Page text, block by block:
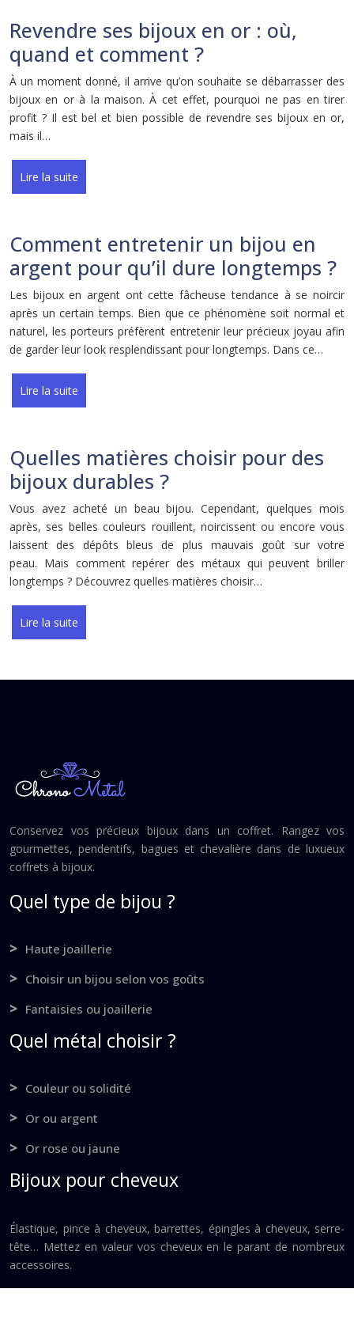
Revendre ses bijoux en or : où,
quand et comment ?
À un moment donné, il arrive qu’on souhaite se débarrasser des
bijoux en or à la maison. À cet effet, pourquoi ne pas en tirer
profit ? Il est bel et bien possible de revendre ses bijoux en or,
mais il…
Lire la suite
Comment entretenir un bijou en
argent pour qu’il dure longtemps ?
Les bijoux en argent ont cette fâcheuse tendance à se noircir
après un certain temps. Bien que ce phénomène soit normal et
naturel, les porteurs préfèrent entretenir leur précieux joyau afin
de garder leur look resplendissant pour longtemps. Dans ce…
Lire la suite
Quelles matières choisir pour des
bijoux durables ?
Vous avez acheté un beau bijou. Cependant, quelques mois
après, ses belles couleurs rouillent, noircissent ou encore vous
laissent des dépôts bleus de plus mauvais goût sur votre
peau. Mais comment repérer des métaux qui peuvent briller
longtemps ? Découvrez quelles matières choisir…
Lire la suite
Conservez vos précieux bijoux dans un coffret. Rangez vos
gourmettes, pendentifs, bagues et chevalière dans de luxueux
coffrets à bijoux.
Quel type de bijou ?
Haute joaillerie
Choisir un bijou selon vos goûts
Fantaisies ou joaillerie
Quel métal choisir ?
Couleur ou solidité
Or ou argent
Or rose ou jaune
Bijoux pour cheveux
Élastique, pince à cheveux, barrettes, épingles à cheveux, serre-
tête… Mettez en valeur vos cheveux en le parant de nombreux
accessoires.